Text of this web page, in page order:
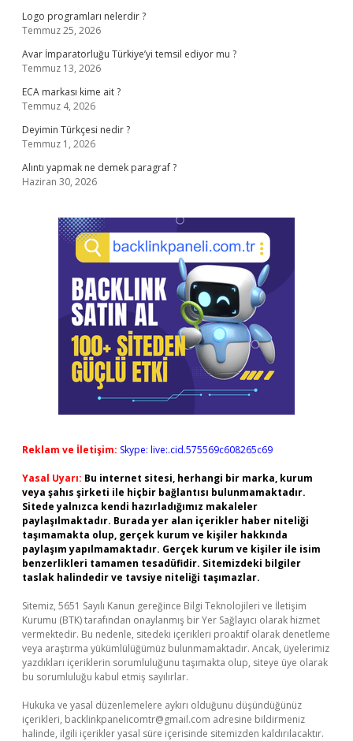
Logo programları nelerdir ?
Temmuz 25, 2026
Avar İmparatorluğu Türkiye’yi temsil ediyor mu ?
Temmuz 13, 2026
ECA markası kime ait ?
Temmuz 4, 2026
Deyimin Türkçesi nedir ?
Temmuz 1, 2026
Alıntı yapmak ne demek paragraf ?
Haziran 30, 2026
Reklam ve İletişim: Skype: live:.cid.575569c608265c69
Yasal Uyarı: Bu internet sitesi, herhangi bir marka, kurum
veya şahıs şirketi ile hiçbir bağlantısı bulunmamaktadır.
Sitede yalnızca kendi hazırladığımız makaleler
paylaşılmaktadır. Burada yer alan içerikler haber niteliği
taşımamakta olup, gerçek kurum ve kişiler hakkında
paylaşım yapılmamaktadır. Gerçek kurum ve kişiler ile isim
benzerlikleri tamamen tesadüfidir. Sitemizdeki bilgiler
taslak halindedir ve tavsiye niteliği taşımazlar.
Sitemiz, 5651 Sayılı Kanun gereğince Bilgi Teknolojileri ve İletişim
Kurumu (BTK) tarafından onaylanmış bir Yer Sağlayıcı olarak hizmet
vermektedir. Bu nedenle, sitedeki içerikleri proaktif olarak denetleme
veya araştırma yükümlülüğümüz bulunmamaktadır. Ancak, üyelerimiz
yazdıkları içeriklerin sorumluluğunu taşımakta olup, siteye üye olarak
bu sorumluluğu kabul etmiş sayılırlar.
Hukuka ve yasal düzenlemelere aykırı olduğunu düşündüğünüz
içerikleri, backlinkpanelicomtr@gmail.com adresine bildirmeniz
halinde, ilgili içerikler yasal süre içerisinde sitemizden kaldırılacaktır.